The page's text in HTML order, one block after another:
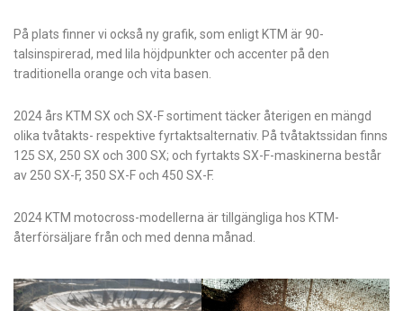
På plats finner vi också ny grafik, som enligt KTM är 90-
talsinspirerad, med lila höjdpunkter och accenter på den
traditionella orange och vita basen.
2024 års KTM SX och SX-F sortiment täcker återigen en mängd
olika tvåtakts- respektive fyrtaktsalternativ. På tvåtaktssidan finns
125 SX, 250 SX och 300 SX; och fyrtakts SX-F-maskinerna består
av 250 SX-F, 350 SX-F och 450 SX-F.
2024 KTM motocross-modellerna är tillgängliga hos KTM-
återförsäljare från och med denna månad.